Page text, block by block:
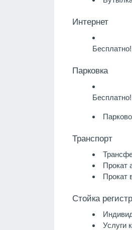
Интернет
Бесплатно!
Парковка
Бесплатно!
Транспорт
Прокат
Прокат
Стойка
Услуги